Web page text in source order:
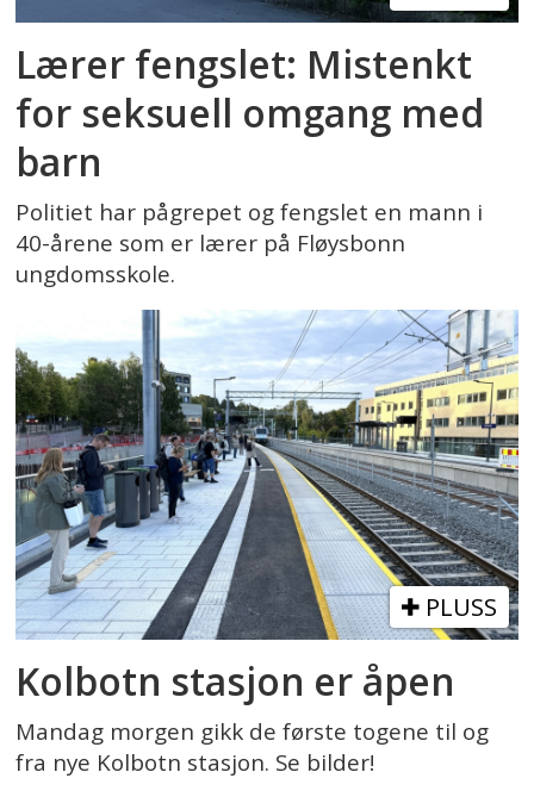
Lærer fengslet: Mistenkt
for seksuell omgang med
barn
Politiet har pågrepet og fengslet en mann i
40-årene som er lærer på Fløysbonn
ungdomsskole.
PLUSS
Kolbotn stasjon er åpen
Mandag morgen gikk de første togene til og
fra nye Kolbotn stasjon. Se bilder!